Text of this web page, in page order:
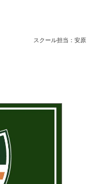
スクール担当：安原